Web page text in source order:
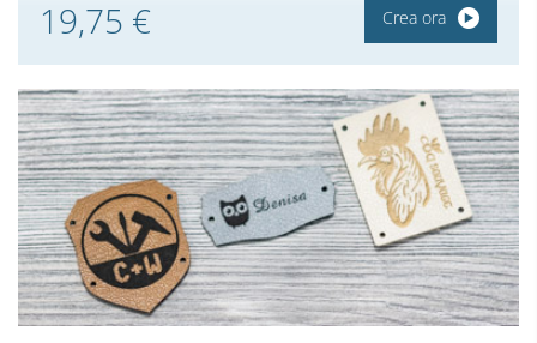
19,75 € Crea ora